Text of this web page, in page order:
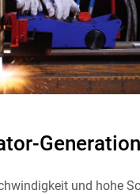
Generation
und hohe